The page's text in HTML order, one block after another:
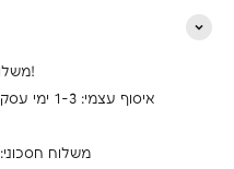
משלוח חינם בקנייה מעל 699₪ בכל הזמנה!
- משלוח חסכוני: 1-5 ימי עסקים לפתח הדלת (29₪)